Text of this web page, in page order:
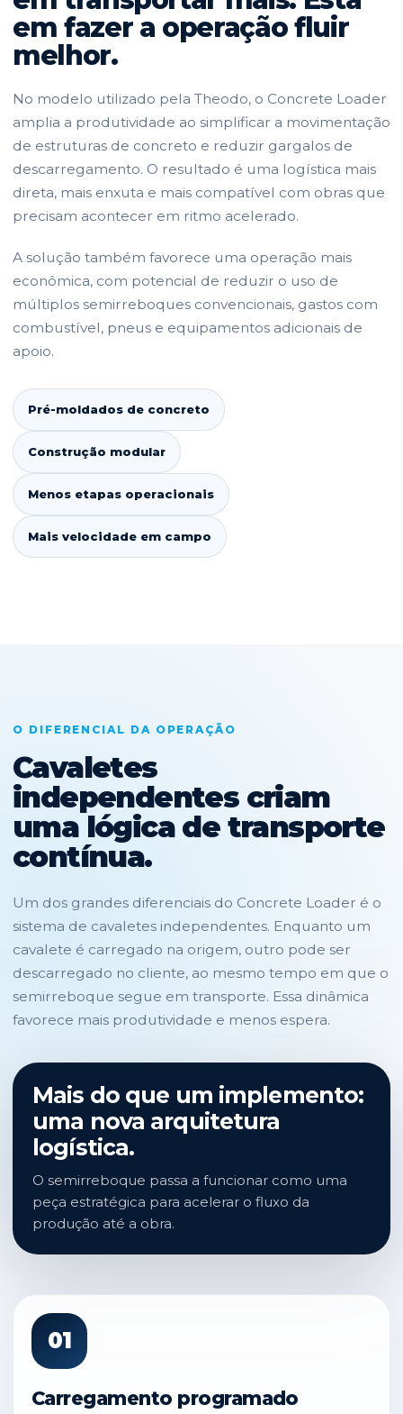
em fazer a operação fluir
melhor.
No modelo utilizado pela Theodo, o Concrete Loader
amplia a produtividade ao simplificar a movimentação
de estruturas de concreto e reduzir gargalos de
descarregamento. O resultado é uma logística mais
direta, mais enxuta e mais compatível com obras que
precisam acontecer em ritmo acelerado.
A solução também favorece uma operação mais
econômica, com potencial de reduzir o uso de
múltiplos semirreboques convencionais, gastos com
combustível, pneus e equipamentos adicionais de
apoio.
Pré-moldados de concreto
Construção modular
Menos etapas operacionais
Mais velocidade em campo
O DIFERENCIAL DA OPERAÇÃO
Cavaletes
independentes criam
uma lógica de transporte
contínua.
Um dos grandes diferenciais do Concrete Loader é o
sistema de cavaletes independentes. Enquanto um
cavalete é carregado na origem, outro pode ser
descarregado no cliente, ao mesmo tempo em que o
semirreboque segue em transporte. Essa dinâmica
favorece mais produtividade e menos espera.
Mais do que um implemento:
uma nova arquitetura
logística.
O semirreboque passa a funcionar como uma
peça estratégica para acelerar o fluxo da
produção até a obra.
01
Carregamento programado